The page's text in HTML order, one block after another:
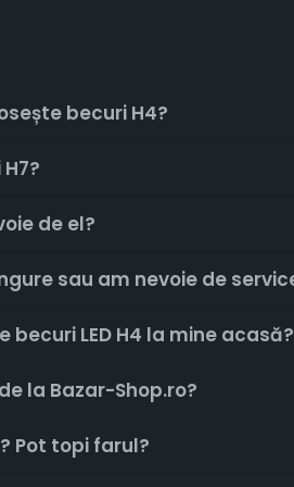
becuri H4?
de el?
sau am nevoie de
LED H4 la mine acasă?
la Bazar-Shop.ro?
Pot topi farul?